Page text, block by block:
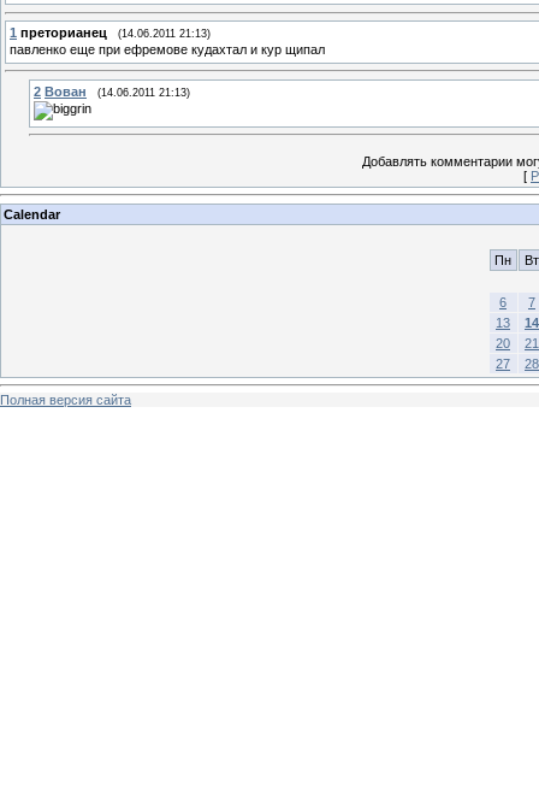
1 преторианец (14.06.2011 21:13)
павленко еще при ефремове кудахтал и кур щипал
2 Вован (14.06.2011 21:13)
Добавлять комментарии
[
Calendar
Пн Вт
6
7
13
14
20
21
27
28
Полная версия сайта